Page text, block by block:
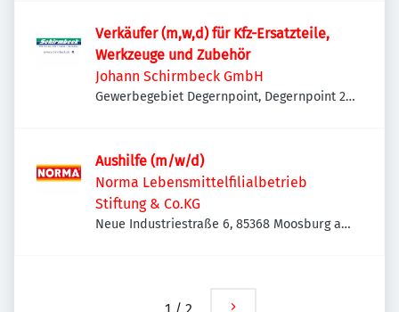
Verkäufer (m,w,d) für Kfz-Ersatzteile,
Werkzeuge und Zubehör
Johann Schirmbeck GmbH
Gewerbegebiet Degernpoint, Degernpoint 2,
Aushilfe (m/w/d)
Norma Lebensmittelfilialbetrieb
Stiftung & Co.KG
Neue Industriestraße 6, 85368 Moosburg an